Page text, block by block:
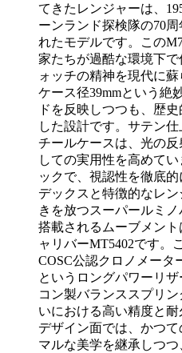
てきたレンジャーは、
ーンランド探検隊の70
れたモデルです。この
家たちが過酷な環境下
ォッチの精神を現代に蘇
ケース径39mmという絶
ドを反映しつつも、歴
した設計です。サテン
チールケースは、光の
しての実用性を高めて
ックで、視認性を徹底
デックスと特徴的なレ
きを放つスーパールミノ
搭載されるムーブメン
ャリバーMT5402です。
COSC公認クロノメータ
というロングパワーリ
コン製バランススプリ
いにおける高い精度と耐
デザイン面では、かつ
マルな美学を継承しつ